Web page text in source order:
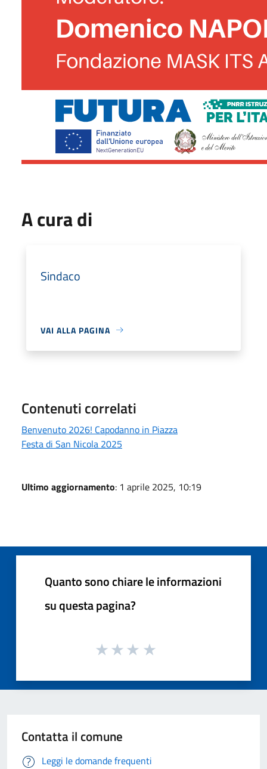
A cura di
Sindaco
VAI ALLA PAGINA
Contenuti correlati
Benvenuto 2026! Capodanno in Piazza
Festa di San Nicola 2025
Ultimo aggiornamento: 1 aprile 2025, 10:19
Quanto sono chiare le informazioni
su questa pagina?
Contatta il comune
Leggi le domande frequenti